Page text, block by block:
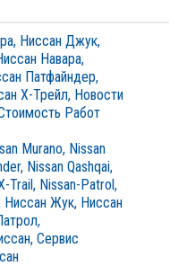
, Ниссан Джук,
Навара,
Патфайндер,
Х-Трейл, Новости
Работ
Murano, Nissan
, Nissan Qashqai,
Trail, Nissan-Patrol,
Ниссан Жук, Ниссан
,
, Сервис